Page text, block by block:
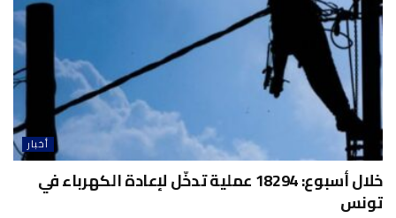
أخبار
خلال أسبوع: 18294 عملية تدخّل لإعادة الكهرباء في
تونس